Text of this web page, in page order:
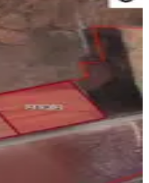
27.05.2026
Mehmet E